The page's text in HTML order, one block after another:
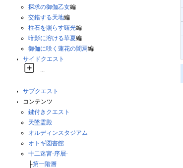
探求の御伽乙女編
交錯する天地編
柱石を照らす曙光編
暗影に溶ける華夏編
御伽に咲く蓮花の闇焉編
サイドクエスト
サブクエスト
コンテンツ
鍵付きクエスト
天墜霊殿
オルディンスタジアム
オトギ図書館
十二迷宮-序層-
├第一階層